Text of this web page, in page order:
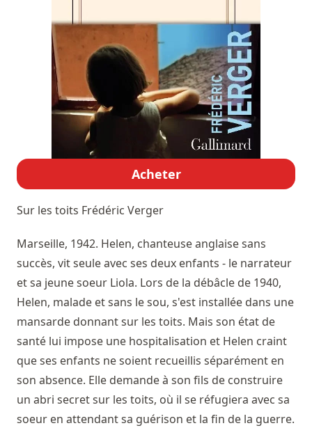
Acheter
Sur les toits Frédéric Verger
Marseille, 1942. Helen, chanteuse anglaise sans
succès, vit seule avec ses deux enfants - le narrateur
et sa jeune soeur Liola. Lors de la débâcle de 1940,
Helen, malade et sans le sou, s'est installée dans une
mansarde donnant sur les toits. Mais son état de
santé lui impose une hospitalisation et Helen craint
que ses enfants ne soient recueillis séparément en
son absence. Elle demande à son fils de construire
un abri secret sur les toits, où il se réfugiera avec sa
soeur en attendant sa guérison et la fin de la guerre.